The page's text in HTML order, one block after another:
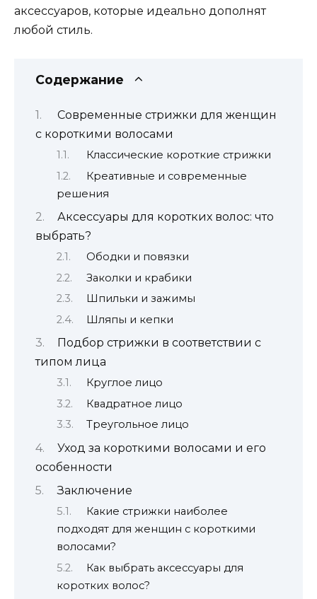
аксессуаров, которые идеально дополнят
любой стиль.
Содержание
Современные стрижки для женщин
с короткими волосами
Классические короткие стрижки
Креативные и современные
решения
Аксессуары для коротких волос: что
выбрать?
Ободки и повязки
Заколки и крабики
Шпильки и зажимы
Шляпы и кепки
Подбор стрижки в соответствии с
типом лица
Круглое лицо
Квадратное лицо
Треугольное лицо
Уход за короткими волосами и его
особенности
Заключение
Какие стрижки наиболее
подходят для женщин с короткими
волосами?
Как выбрать аксессуары для
коротких волос?